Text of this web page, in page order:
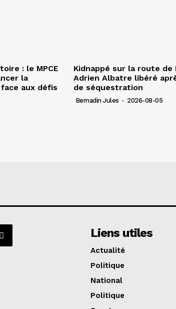
: le MPCE
la
aux défis
Kidnappé sur la route de
Adrien Albatre libéré
de séquestration
Bernadin Jules - 2026-08-05
Liens utiles
Actualité
Politique
National
Politique